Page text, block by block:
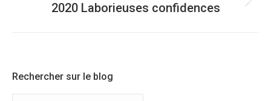
Album
2020 Laborieuses confidences
Rechercher sur le blog